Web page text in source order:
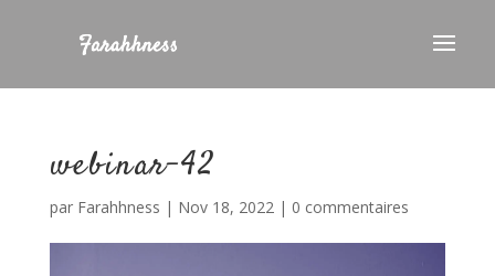
webinar-42
par Farahhness | Nov 18, 2022| 0 commentaires